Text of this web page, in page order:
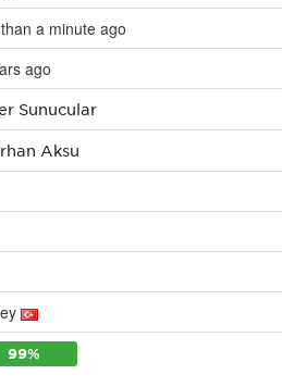
a minute ago
ago
Sunucular
Aksu
99%